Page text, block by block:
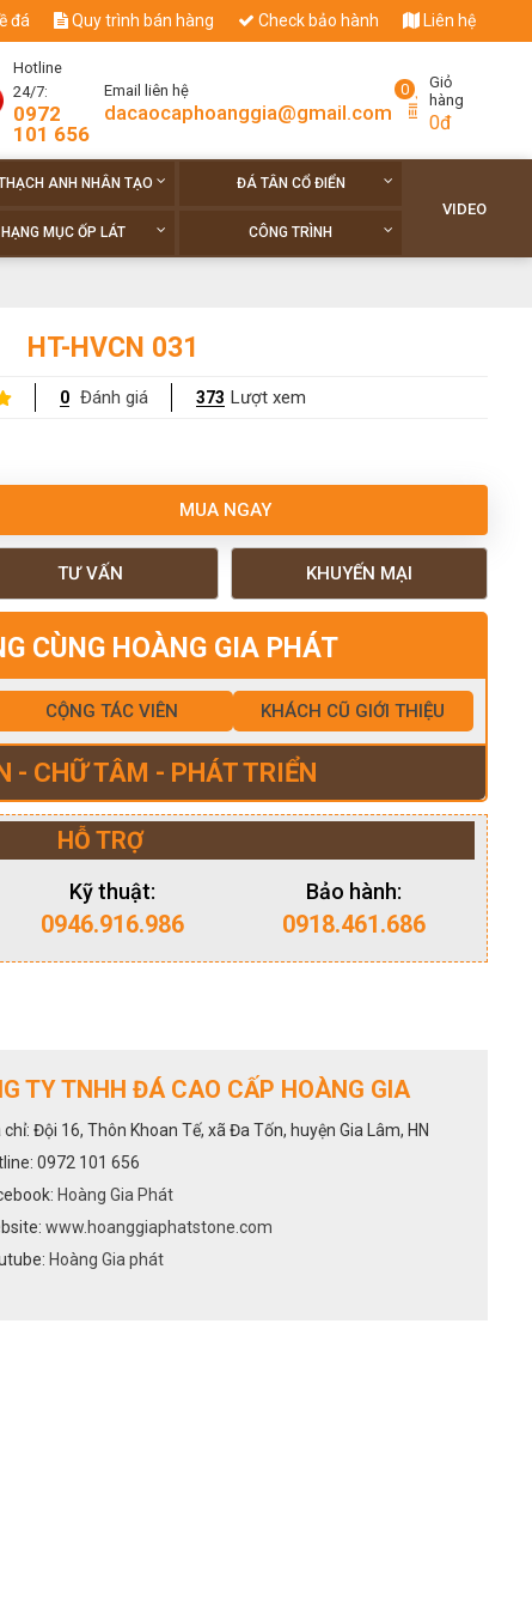
đá Quy trình bán hàng Check bảo hành Liên hệ
Hotline
24/7:
0972
101 656
Email liên hệ
dacaocaphoanggia@gmail.com
0
Giỏ
hàng
0đ
ANH NHÂN TẠO ĐÁ TÂN CỔ ĐIỂN
HẠNG MỤC ỐP LÁT CÔNG TRÌNH
VIDEO
HT-HVCN 031
0 Đánh giá 373 Lượt xem
MUA NGAY
TƯ VẤN KHUYẾN MẠI
CÙNG HOÀNG GIA PHÁT
CỘNG TÁC VIÊN KHÁCH CŨ GIỚI THIỆU
- CHỮ TÂM - PHÁT TRIỂN
HỖ TRỢ
Kỹ thuật:
0946.916.986
Bảo hành:
0918.461.686
TY TNHH ĐÁ CAO CẤP HOÀNG GIA
Đội 16, Thôn Khoan Tế, xã Đa Tốn, huyện Gia Lâm, HN
0972 101 656
Hoàng Gia Phát
www.hoanggiaphatstone.com
Hoàng Gia phát